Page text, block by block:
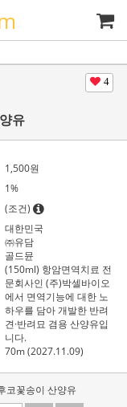
4
유
1,500원
1%
(조건)
대한민국
㈜유담
골드뮨
(150ml) 항암면역치료 전
문회사인 (주)박셀바이오
에서 면역기능에 대한 노
하우를 담아 개발한 반려
견·반려묘 겸용 산양유입
니다.
70m (2027.11.09)
코꽃송이 산양유